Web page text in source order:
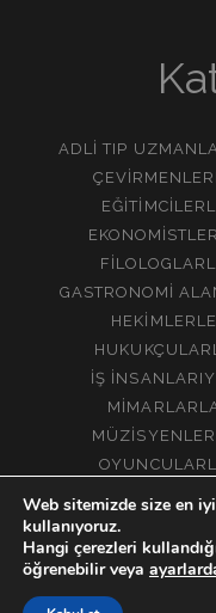
ADLI TIP
GASTRONOMI
İŞ
Web sitemizde size en
kullanıyoruz.
Hangi çerezleri
öğrenebilir veya